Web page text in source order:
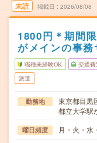
未読 掲載日 2026/08/08
1800円＊期間
がメインの事務
職種未経験OK 交通費
派遣
勤務地
東京都目黒
都立大学駅
曜日頻度 月・火・